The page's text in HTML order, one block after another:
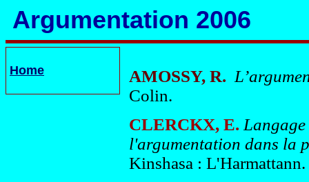
Argumentation 2006
Home AMOSSY, R.
Colin.
CLERCKX, E.
l'argumentation dans la
Kinshasa : L'Harmattann.